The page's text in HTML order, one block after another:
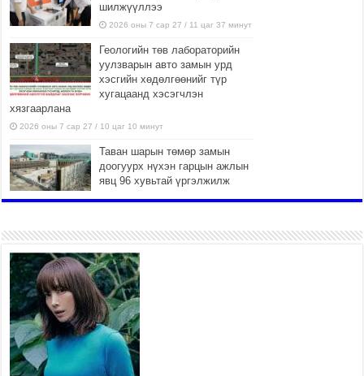
шилжүүллээ
2026 оны 7 сар 27 / 11 цаг 37 минут
Геологийн төв лабораторийн
уулзварын авто замын урд
хэсгийн хөдөлгөөнийг түр
хугацаанд хэсэгчлэн
хязгаарлана
2026 оны 7 сар 27 / 10 цаг 10 минут
Таван шарын төмөр замын
доогуурх нүхэн гарцын ажлын
явц 96 хувьтай үргэлжилж
Нийслэлийн харьяа амаржих
газруудыг “Эх, хүүхдийн төв”
болгон өргөтгөнө
2026 оны 7 сар 27 / 9 цаг 58 минут
ТӨВ АЙМАГТ ӨВЛИЙН
БЭЛТГЭЛ АЖИЛ 80 ХУВЬТАЙ
ҮРГЭЛЖИЛЖ БАЙНА
2026 оны 7 сар 27 / 9 цаг 51 минут